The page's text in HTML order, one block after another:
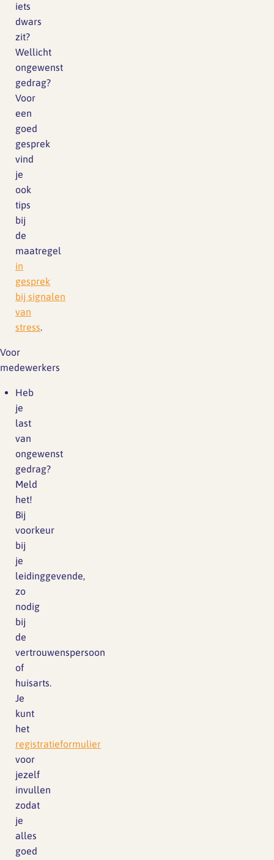
iets
dwars
zit?
Wellicht
ongewenst
gedrag?
Voor
een
goed
gesprek
vind
je
ook
tips
bij
de
maatregel
in
gesprek
bij signalen
van
stress.
Voor
medewerkers
Heb
je
last
van
ongewenst
gedrag?
Meld
het!
Bij
voorkeur
bij
je
leidinggevende,
zo
nodig
bij
de
vertrouwenspersoon
of
huisarts.
Je
kunt
het
registratieformulier
voor
jezelf
invullen
zodat
je
alles
goed